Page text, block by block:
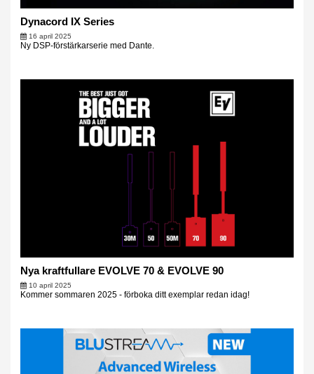
Dynacord IX Series
16 april 2025
Ny DSP-förstärkarserie med Dante.
Nya kraftfullare EVOLVE 70 & EVOLVE 90
10 april 2025
Kommer sommaren 2025 - förboka ditt exemplar redan idag!